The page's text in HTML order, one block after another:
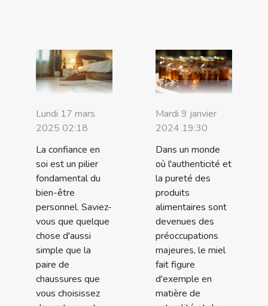
Lundi 17 mars
2025 02:18
La confiance en
soi est un pilier
fondamental du
bien-être
personnel. Saviez-
vous que quelque
chose d'aussi
simple que la
paire de
chaussures que
vous choisissez
Mardi 9 janvier
2024 19:30
Dans un monde
où l'authenticité et
la pureté des
produits
alimentaires sont
devenues des
préoccupations
majeures, le miel
fait figure
d'exemple en
matière de